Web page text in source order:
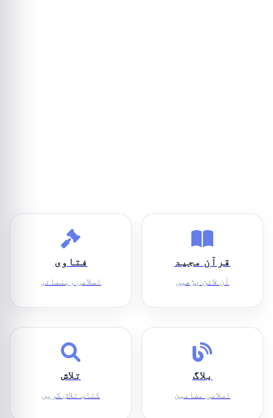
قرآن مجید
آن لائن پڑھیں
فتاوی
اسلامی رہنمائی
بلاگ
اسلامی مضامین
تلاش
کتاب تلاش کریں